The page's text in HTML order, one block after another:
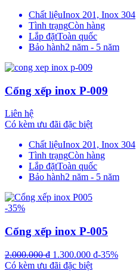
Chất liệuInox 201, Inox 304
Tình trạngCòn hàng
Lắp đặtToàn quốc
Bảo hành2 năm - 5 năm
Cổng xếp inox P-009
Liên hệ
Có kèm ưu đãi đặc biệt
Chất liệuInox 201, Inox 304
Tình trạngCòn hàng
Lắp đặtToàn quốc
Bảo hành2 năm - 5 năm
-35%
Cổng xếp inox P-005
2.000.000₫ 1.300.000 ₫-35%
Có kèm ưu đãi đặc biệt